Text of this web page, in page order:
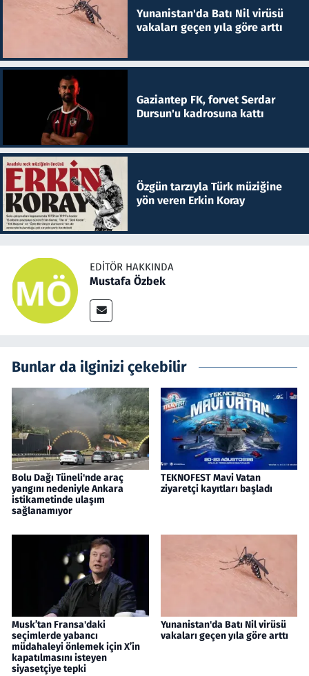
Yunanistan'da Batı Nil virüsü
vakaları geçen yıla göre arttı
Gaziantep FK, forvet Serdar
Dursun'u kadrosuna kattı
Özgün tarzıyla Türk müziğine
yön veren Erkin Koray
EDITÖR HAKKINDA
Mustafa Özbek
Bunlar da ilginizi çekebilir
Bolu Dağı Tüneli'nde araç
yangını nedeniyle Ankara
istikametinde ulaşım
sağlanamıyor
TEKNOFEST Mavi Vatan
ziyaretçi kayıtları başladı
Musk’tan Fransa'daki
seçimlerde yabancı
müdahaleyi önlemek için X’in
kapatılmasını isteyen
siyasetçiye tepki
Yunanistan'da Batı Nil virüsü
vakaları geçen yıla göre arttı